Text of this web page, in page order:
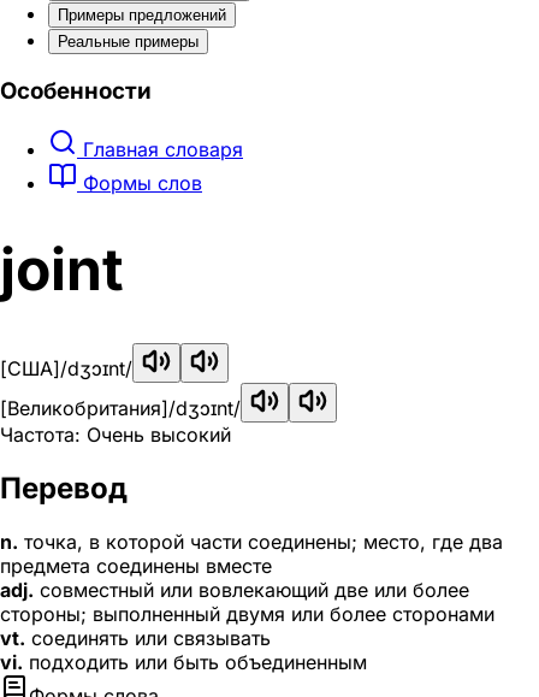
Примеры предложений
Реальные примеры
Особенности
Главная словаря
Формы слов
joint
[США]/dʒɔɪnt/
[Великобритания]/dʒɔɪnt/
Частота: Очень высокий
Перевод
n. точка, в которой части соединены; место, где два
предмета соединены вместе
adj. совместный или вовлекающий две или более
стороны; выполненный двумя или более сторонами
vt. соединять или связывать
vi. подходить или быть объединенным